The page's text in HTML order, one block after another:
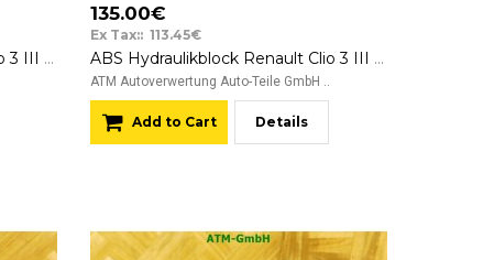
ABS Hydraulikblock Renault Clio 3 III 0265800559 Bosch 026532077 8200747440
135.00€
Ex Tax:: 113.45€
ABS Hydraulikblock Renault Clio 3 III Bosch 0265234620
ATM Autoverwertung Auto-Teile GmbH ..
Add to Cart Details